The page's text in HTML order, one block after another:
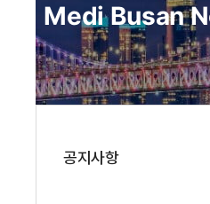
Medi Busan
공지사항